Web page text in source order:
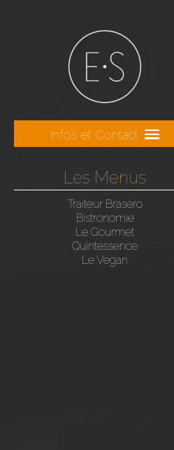
Infos et Contact
Les Menus
Traiteur Braséro
Bistronomie
Le Gourmet
Quintessence
Le Vegan